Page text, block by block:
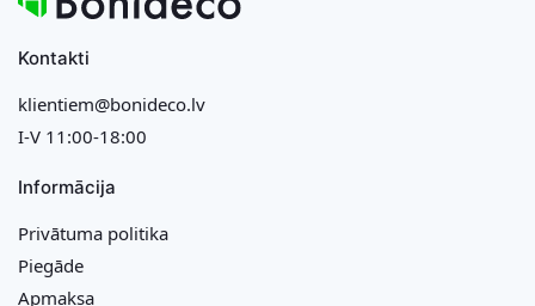
Kontakti
klientiem@bonideco.lv
I-V 11:00-18:00
Informācija
Privātuma politika
Piegāde
Apmaksa